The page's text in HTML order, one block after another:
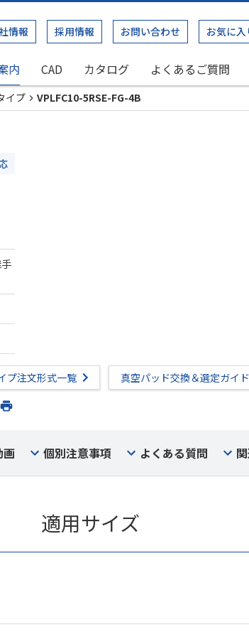
情報 採用情報 お問い合わせ お気に入
内 CAD カタログ よくあるご質問
イプ VPLFC10-5RSE-FG-4B
プ注文形式一覧
真空パッド交換＆選定ガイド
画 個別注意事項 よくある質問
適用サイズ